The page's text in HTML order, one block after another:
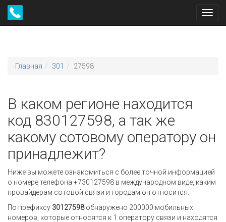
Главная 301 27598
В каком регионе находится
код 830127598, а так же
какому сотовому оператору он
принадлежит?
Ниже вы можете ознакомиться с более точной информацией
о номере телефона +730127598 в международном виде, каким
провайдерам сотовой связи и городам он относится.
По префиксу 30127598обнаружено 200000 мобильных
номеров, которые относятся к 1 оператору связи и находятся